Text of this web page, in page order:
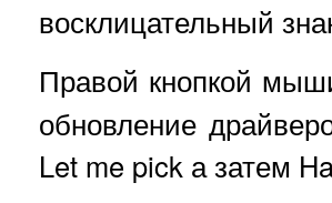
восклицательный
Правой кнопкой
обновление
Let me pick а затем